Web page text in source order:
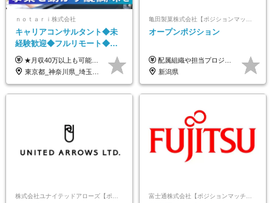
ｎｏｔａｒｉ株式会社
キャリアコンサルタント◆未
経験歓迎◆フルリモート◆フ
レックス制◆10時出勤・16時
退勤も可◆残業月10時間以内
★月収40万以上も可能！ ★能力・スキル・経験を考慮した年収額を設定します ■月給20万円～40万円＋決算賞与 ※経験・スキルを考慮のうえ決定します ※給与にはみなし残業代40時間分を含む。そのほか詳細に関しては別途面接時にご説明します ※試用期間3ヵ月あり。期間中の雇用形態・条件などに差異はありません
東京都_神奈川県_埼玉県_千葉県_大阪府_愛知県_北海道_青森県_岩手県_宮城県_秋田県_山形県_福島県_茨城県_栃木県_群馬県_新潟県_山梨県_長野県_富山県_石川県_福井県_静岡県_岐阜県_三重県_兵庫県_京都府_滋賀県_奈良県_和歌山県_広島県_岡山県_鳥取県_島根県_山口県_徳島県_香川県_愛媛県_高知県_福岡県_熊本県_佐賀県_長崎県_大分県_宮崎県_鹿児島県_沖縄県
オープンポジション
配属組織や担当プロジェクトにより異なります。 想定年収：400万円～1000万円 ※ご経験やスキルに応じて決定します。 ※上記想定年収はあくまでも目安の金額であり、 選考を通じて上下する可能性があります。
新潟県